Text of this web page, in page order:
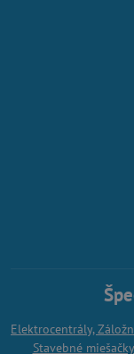
Elektrocentrály,
Stavebné